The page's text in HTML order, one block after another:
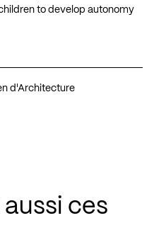
to develop autonomy
d'Architecture
ces